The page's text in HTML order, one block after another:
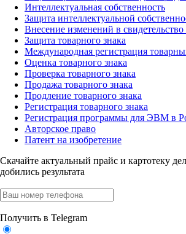
Интеллектуальная собственность
Защита интеллектуальной
Внесение изменений в
Защита товарного знака
Международная регистрация
Оценка товарного знака
Проверка товарного знака
Продажа товарного знака
Продление товарного знака
Регистрация товарного знака
Регистрация программы для ЭВМ в
Авторское право
Патент на изобретение
Скачайте актуальный прайс и картотеку
добились результата
Получить в Telegram